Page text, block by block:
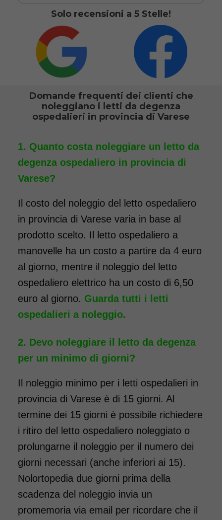
da letto
Noleggio letto da degenza
ortopedico elettrico in legno,
contenimento con materasso
antidecubito e vassoio da letto
con ruote. Il noleggio minimo
è di 7 giorni a 116 euro.
COSTO NOLEGGIO
da 116,00€
SCHEDA COMPLETA
Solo recensioni a 5 Stelle!
Domande frequenti dei clienti che
noleggiano i letti da degenza
ospedalieri in provincia di Varese
Quanto costa noleggiare un letto da
degenza ospedaliero in provincia di
Varese?
Il costo del noleggio del letto ospedaliero
in provincia di Varese varia in base al
prodotto scelto. Il letto ospedaliero a
manovelle ha un costo a partire da 4 euro
al giorno, mentre il noleggio del letto
ospedaliero elettrico ha un costo di 6,50
euro al giorno. Guarda tutti i letti
ospedalieri a noleggio.
Devo noleggiare il letto da degenza
per un minimo di giorni?
Il noleggio minimo per i letti ospedalieri in
provincia di Varese è di 15 giorni. Al
termine dei 15 giorni è possibile richiedere
i ritiro del letto ospedaliero noleggiato o
prolungarne il noleggio per il numero dei
giorni necessari (anche inferiori ai 15).
Nolortopedia due giorni prima della
scadenza del noleggio invia un
promemoria via email per ricordare che il